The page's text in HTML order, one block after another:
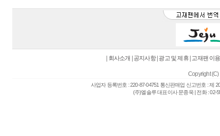
회사소개 공지사항| 광고 및 제휴| 고재팬 이
Copyright (C)
사업자 등록번호 : 220-87-04751 통신판매업 신고번호 : 제
(주)엘솔루 대표이사 문종욱 | 전화 : 02-